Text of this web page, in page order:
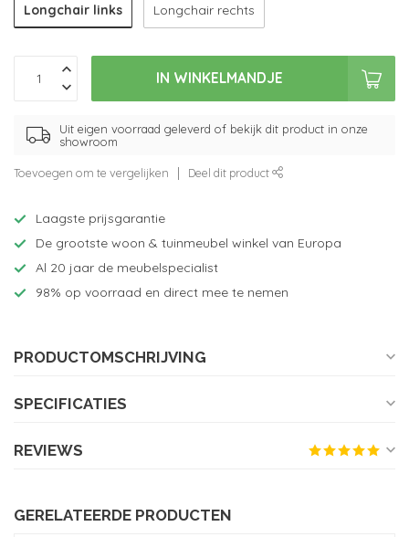
Longchair links Longchair rechts
IN WINKELMANDJE
Uit eigen voorraad geleverd of bekijk dit product in onze
showroom
Toevoegen om te vergelijken Deel dit product
Laagste prijsgarantie
De grootste woon & tuinmeubel winkel van Europa
Al 20 jaar de meubelspecialist
98% op voorraad en direct mee te nemen
PRODUCTOMSCHRIJVING
SPECIFICATIES
REVIEWS
GERELATEERDE PRODUCTEN